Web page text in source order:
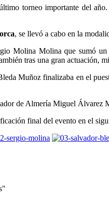
torneo importante del
, se llevó a cabo en la
Molina Molina que sumó
tras una gran actuación,
Muñoz finalizaba en el
de Almería Miguel Álvarez
final del evento en el